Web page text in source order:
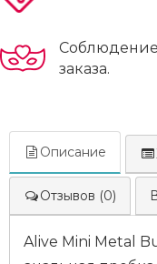
заказа.
Описание
Отзывов (0)
Alive Mini Metal